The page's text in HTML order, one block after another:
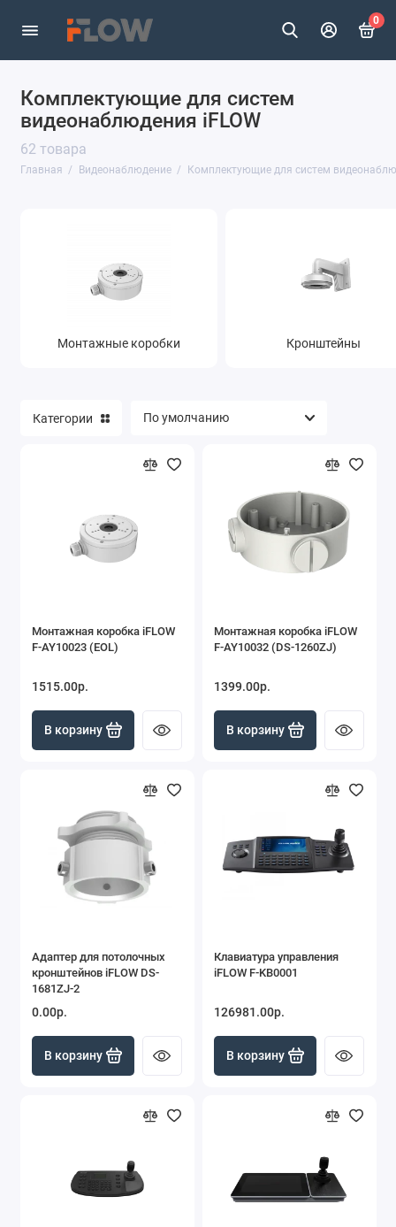
0
Комплектующие для систем
видеонаблюдения iFLOW
62 товара
Главная Видеонаблюдение Комплектующие для систем
Камеры видеонаблюдения
Комплектующие для систем
Монтажные коробки Кронштейны
Категории
Монтажная коробка iFLOW
F-AY10023 (EOL)
1515.00р.
В корзину
Монтажная коробка iFLOW
F-AY10032 (DS-1260ZJ)
1399.00р.
В корзину
Адаптер для потолочных
кронштейнов iFLOW DS-
1681ZJ-2
0.00р.
В корзину
Клавиатура управления
iFLOW F-KB0001
126981.00р.
В корзину